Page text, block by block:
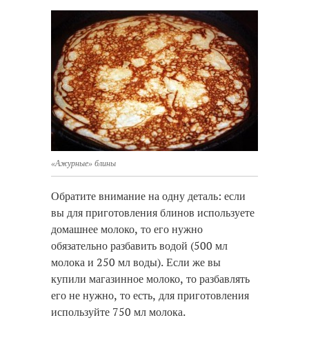
«Ажурные» блины
Обратите внимание на одну деталь: если
вы для приготовления блинов используете
домашнее молоко, то его нужно
обязательно разбавить водой (500 мл
молока и 250 мл воды). Если же вы
купили магазинное молоко, то разбавлять
его не нужно, то есть, для приготовления
используйте 750 мл молока.